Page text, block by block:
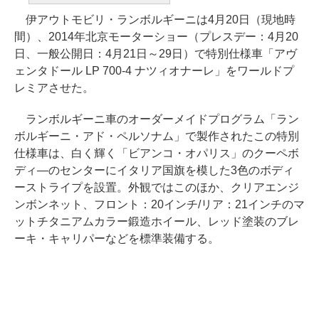
伊アウトモビリ・ランボルギーニは4月20日（現地時
間）、2014年北京モーターショー（プレスデー：4月20
日、一般公開日：4月21日～29日）で特別仕様車「アヴ
ェンタドール LP 700-4 ナツィオナーレ」をワールドプ
レミアさせた。
ランボルギーニ車のオーダーメイドプログラム「ラン
ボルギーニ・アド・ペルソナム」で製作されたこの特別
仕様車は、白く輝く「ビアンコ・オパリス」のクーペボ
ディ―のセンターにイタリア国旗を模した3色のボディ
ーストライプを設置。外観ではこのほか、クリアエンジ
ンボンネット、フロント：20インチ/リア：21インチのマ
ットチタニアムカラー鍛造ホイール、レッド塗装のブレ
ーキ・キャリパーなどを標準装備する。